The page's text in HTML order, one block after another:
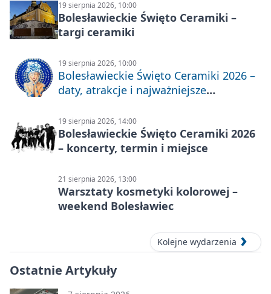
19 sierpnia 2026, 10:00
Bolesławieckie Święto Ceramiki –
targi ceramiki
19 sierpnia 2026, 10:00
Bolesławieckie Święto Ceramiki 2026 –
daty, atrakcje i najważniejsze
19 sierpnia 2026, 14:00
Bolesławieckie Święto Ceramiki 2026
– koncerty, termin i miejsce
21 sierpnia 2026, 13:00
Warsztaty kosmetyki kolorowej –
weekend Bolesławiec
Kolejne wydarzenia
Ostatnie Artykuły